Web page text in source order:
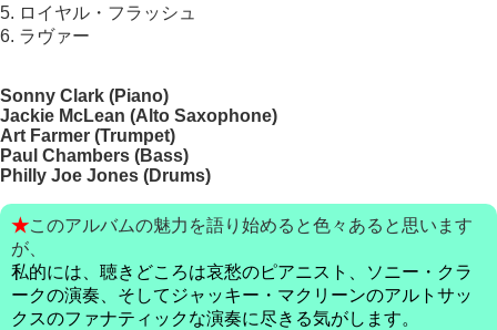
5. ロイヤル・フラッシュ
6. ラヴァー
Sonny Clark (Piano)
Jackie McLean (Alto Saxophone)
Art Farmer (Trumpet)
Paul Chambers (Bass)
Philly Joe Jones (Drums)
★このアルバムの魅力を語り始めると色々あると思います
が、
私的には、聴きどころは哀愁のピアニスト、ソニー・クラ
ークの演奏、そしてジャッキー・マクリーンのアルトサッ
クスのファナティックな演奏に尽きる気がします。